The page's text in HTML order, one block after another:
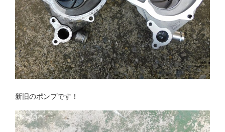
新旧のポンプです！